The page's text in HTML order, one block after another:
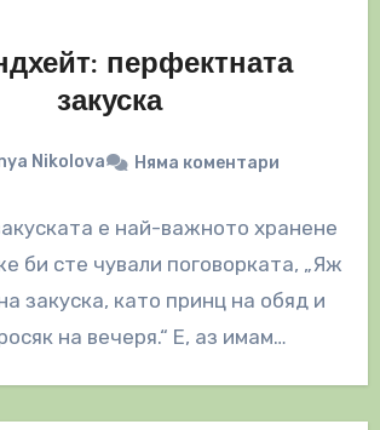
перфектната
закуска
Nikolova Няма коментари
е най-важното хранене
би сте чували поговорката, „Яж
закуска, като принц на обяд и
на вечеря.“ Е, аз имам…